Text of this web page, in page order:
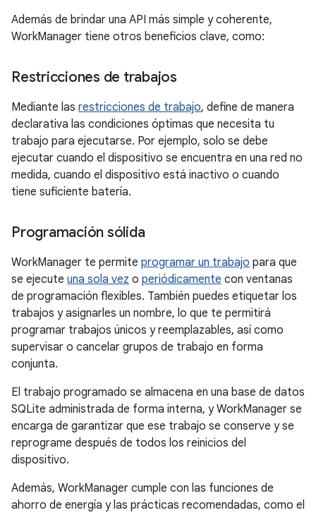
Además de brindar una API más simple y coherente,
WorkManager tiene otros beneficios clave, como:
Restricciones de trabajos
Mediante las restricciones de trabajo, define de manera
declarativa las condiciones óptimas que necesita tu
trabajo para ejecutarse. Por ejemplo, solo se debe
ejecutar cuando el dispositivo se encuentra en una red no
medida, cuando el dispositivo está inactivo o cuando
tiene suficiente batería.
Programación sólida
WorkManager te permite programar un trabajo para que
se ejecute una sola vez o periódicamente con ventanas
de programación flexibles. También puedes etiquetar los
trabajos y asignarles un nombre, lo que te permitirá
programar trabajos únicos y reemplazables, así como
supervisar o cancelar grupos de trabajo en forma
conjunta.
El trabajo programado se almacena en una base de datos
SQLite administrada de forma interna, y WorkManager se
encarga de garantizar que ese trabajo se conserve y se
reprograme después de todos los reinicios del
dispositivo.
Además, WorkManager cumple con las funciones de
ahorro de energía y las prácticas recomendadas, como el